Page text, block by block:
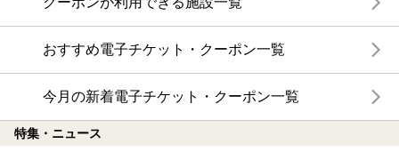
おすすめ電子チケット・クーポン一覧
今月の新着電子チケット・クーポン一覧
特集・ニュース